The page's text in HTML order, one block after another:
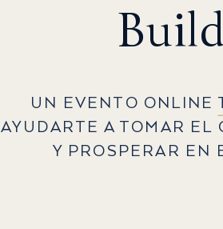
UN EVENTO ONLINE
AYUDARTE A TOMAR
Y PROSPERAR EN